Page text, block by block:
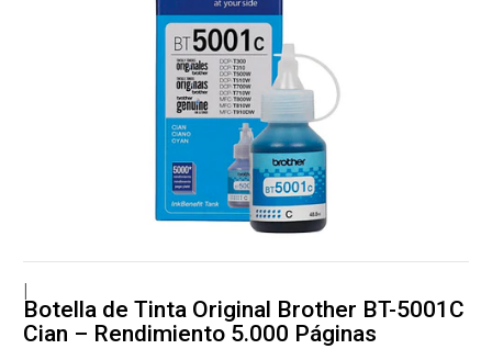
Botella de Tinta Original Brother BT-5001C
Cian – Rendimiento 5.000 Páginas